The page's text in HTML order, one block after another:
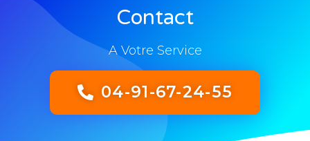
Contact
A Votre Service
04-91-67-24-55